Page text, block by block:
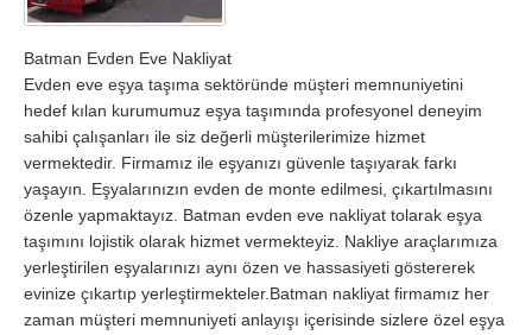
Konya
Malatya Manisa
Muğla Muş
Nevşehir Niğde
Rize Sakarya
Samsun Siirt
Batman Evden Eve Nakliyat
Evden eve eşya taşıma sektöründe müşteri memnuniyetini
hedef kılan kurumumuz eşya taşımında profesyonel deneyim
sahibi çalışanları ile siz değerli müşterilerimize hizmet
vermektedir. Firmamız ile eşyanızı güvenle taşıyarak farkı
yaşayın. Eşyalarınızın evden de monte edilmesi, çıkartılmasını
özenle yapmaktayız. Batman evden eve nakliyat tolarak eşya
taşımını lojistik olarak hizmet vermekteyiz. Nakliye araçlarımıza
yerleştirilen eşyalarınızı aynı özen ve hassasiyeti göstererek
evinize çıkartıp yerleştirmekteler.Batman nakliyat firmamız her
zaman müşteri memnuniyeti anlayışı içerisinde sizlere özel eşya